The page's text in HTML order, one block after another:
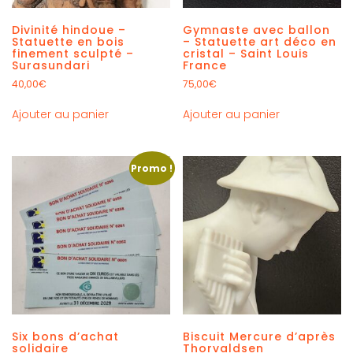
Divinité hindoue –
Statuette en bois
finement sculpté –
Surasundari
40,00€
Ajouter au panier
Gymnaste avec ballon
– Statuette art déco en
cristal – Saint Louis
France
75,00€
Ajouter au panier
Promo !
Six bons d’achat
solidaire
Biscuit Mercure d’après
Thorvaldsen